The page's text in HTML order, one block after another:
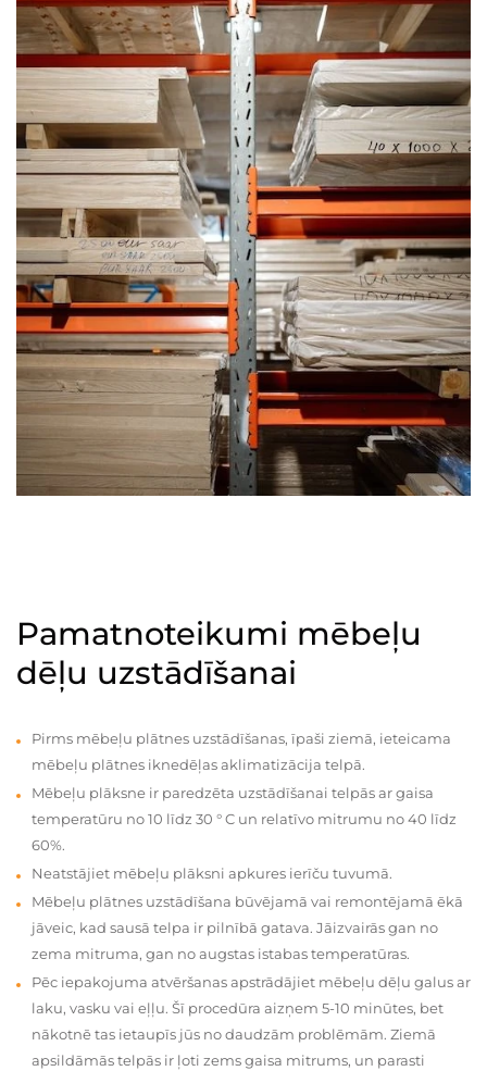
Pamatnoteikumi mēbeļu
dēļu uzstādīšanai
Pirms mēbeļu plātnes uzstādīšanas, īpaši ziemā, ieteicama
mēbeļu plātnes iknedēļas aklimatizācija telpā.
Mēbeļu plāksne ir paredzēta uzstādīšanai telpās ar gaisa
temperatūru no 10 līdz 30 ° C un relatīvo mitrumu no 40 līdz
60%.
Neatstājiet mēbeļu plāksni apkures ierīču tuvumā.
Mēbeļu plātnes uzstādīšana būvējamā vai remontējamā ēkā
jāveic, kad sausā telpa ir pilnībā gatava. Jāizvairās gan no
zema mitruma, gan no augstas istabas temperatūras.
Pēc iepakojuma atvēršanas apstrādājiet mēbeļu dēļu galus ar
laku, vasku vai eļļu. Šī procedūra aizņem 5-10 minūtes, bet
nākotnē tas ietaupīs jūs no daudzām problēmām. Ziemā
apsildāmās telpās ir ļoti zems gaisa mitrums, un parasti